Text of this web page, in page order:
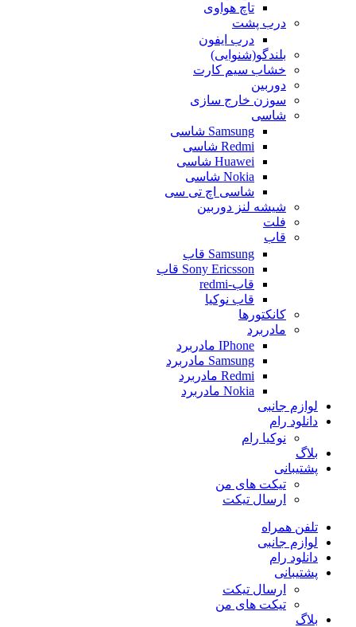
تاچ هواوی
درب پشت
درب ایفون
بلندگو(شنوایی)
خشاب سیم کارت
دوربین
سوزن خارج سازی
شاسی
Samsung شاسی
Redmi شاسی
Huawei شاسی
Nokia شاسی
شاسی اچ تی سی
شیشه لنز دوربین
فلت
قاب
Samsung قاب
Sony Ericsson قاب
قاب-redmi
قاب نوکیا
کانکتورها
مادربرد
IPhone مادربرد
Samsung مادربرد
Redmi مادربرد
Nokia مادربرد
لوازم جانبی
دانلود رام
نوکیا رام
بلاگ
پشتیبانی
تیکت های من
ارسال تیکت
تلفن همراه
لوازم جانبی
دانلود رام
پشتیبانی
ارسال تیکت
تیکت های من
بلاگ